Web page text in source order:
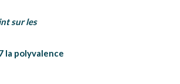
sur les
la polyvalence